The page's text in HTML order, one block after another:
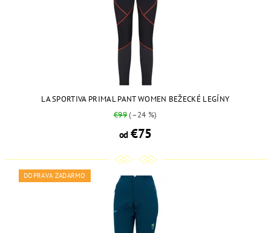
LA SPORTIVA PRIMAL PANT WOMEN BEŽECKÉ LEGÍNY
€99(–24 %)
od€75
DOPRAVA ZADARMO